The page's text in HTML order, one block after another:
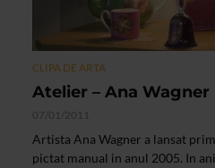
CLIPA DE ARTA
Atelier – Ana Wagner
07/01/2011
Artista Ana Wagner a lansat
pictat manual in anul 2005. In